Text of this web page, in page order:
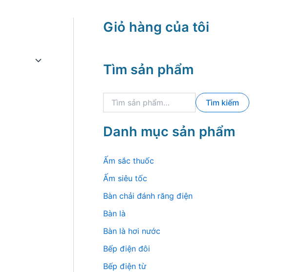
Giỏ hàng của tôi
Tìm sản phẩm
k
m
:
Tìm kiếm
Danh mục sản phẩm
Ấm sắc thuốc
Ấm siêu tốc
Bàn chải đánh răng điện
Bàn là
Bàn là hơi nước
Bếp điện đôi
Bếp điện từ